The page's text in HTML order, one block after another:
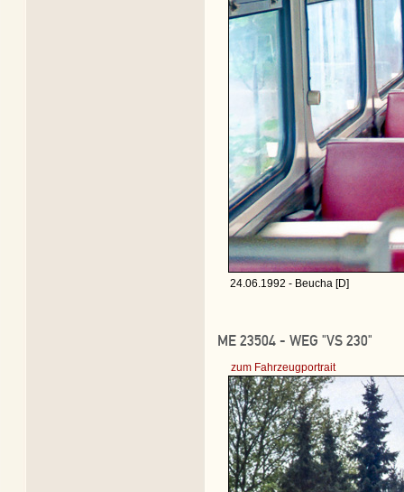
24.06.1992 - Beucha [D]
ME 23504 - WEG "VS 230"
zum Fahrzeugportrait